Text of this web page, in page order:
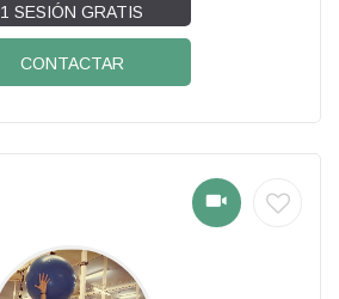
1 SESIÓN GRATIS
CONTACTAR